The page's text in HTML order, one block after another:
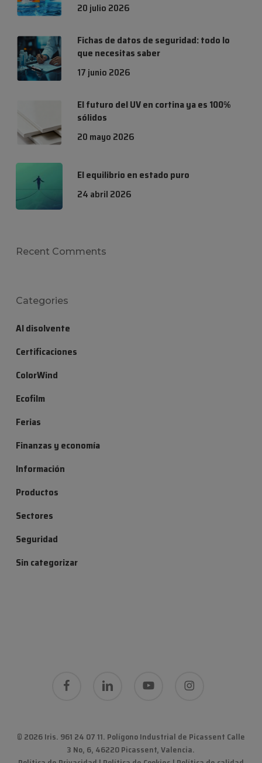
20 julio 2026
Fichas de datos de seguridad: todo lo
que necesitas saber
17 junio 2026
El futuro del UV en cortina ya es 100%
sólidos
20 mayo 2026
El equilibrio en estado puro
24 abril 2026
Recent Comments
Categories
Al disolvente
Certificaciones
ColorWind
Ecofilm
Ferias
Finanzas y economía
Información
Productos
Sectores
Seguridad
Sin categorizar
facebook linkedin instagram
© 2026 Iris. 961 24 07 11. Polígono Industrial de Picassent Calle
3 No, 6, 46220 Picassent, Valencia.